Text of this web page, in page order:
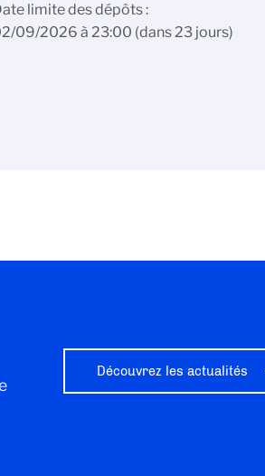
limite des dépôts
09/2026 à 23:00 (dans 23 jours)
Découvrez les actualités